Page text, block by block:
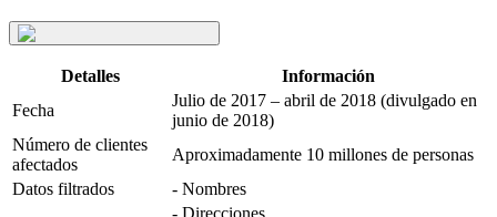
Detalles
Información
Fecha
Julio de 2017 – abril de 2018 (divulgado en
junio de 2018)
Número de clientes
afectados
Aproximadamente 10 millones de personas
Datos filtrados
- Nombres
- Direcciones